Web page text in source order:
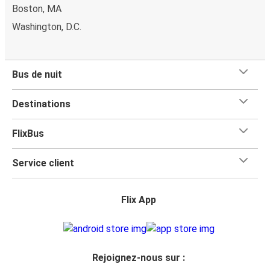
Boston, MA
Washington, D.C.
Bus de nuit
Destinations
FlixBus
Service client
Flix App
Rejoignez-nous sur :